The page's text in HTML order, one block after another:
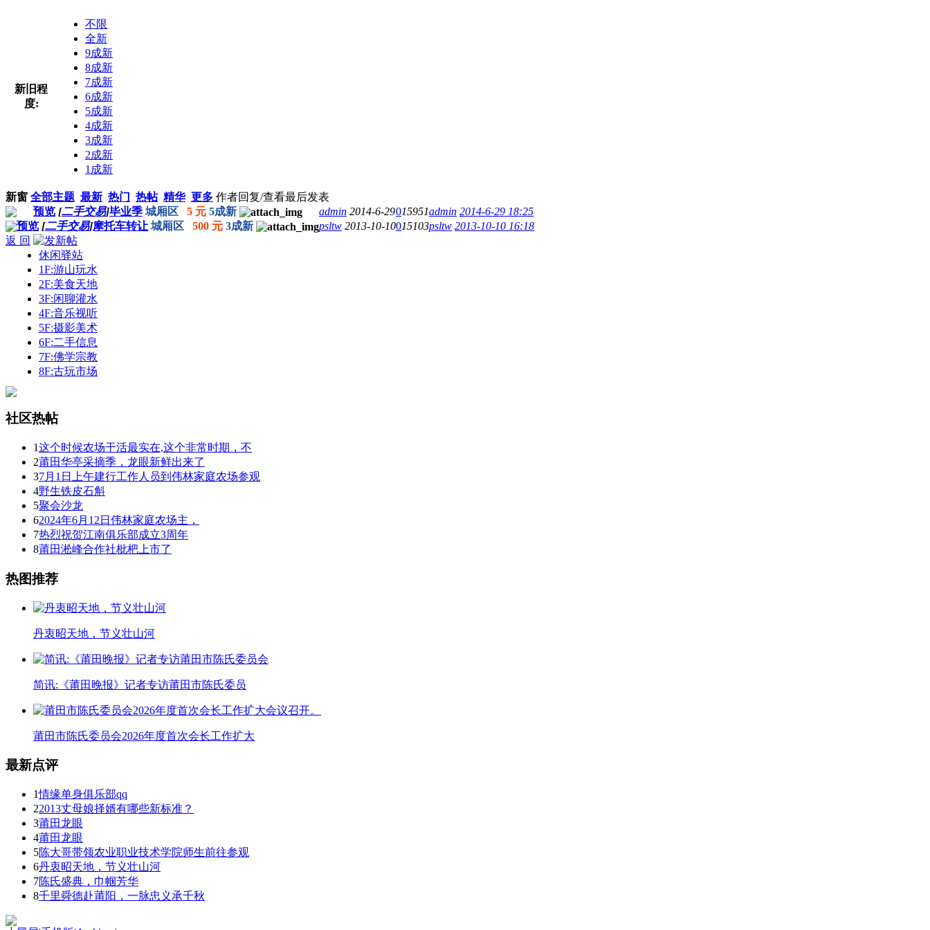
新旧程
度:
不限
全新
9成新
8成新
7成新
6成新
5成新
4成新
3成新
2成新
1成新
新窗 全部主题 最新 热门 热帖 精华 更多 作者回复/查看最后发表
预览 [二手交易]毕业季 城厢区 5 元 5成新 admin 2014-6-29015951admin 2014-6-29 18:25
预览 [二手交易]摩托车转让 城厢区 500 元 3成新 psltw 2013-10-10015103psltw 2013-10-10 16:18
返 回
休闲驿站
1F:游山玩水
2F:美食天地
3F:闲聊灌水
4F:音乐视听
5F:摄影美术
6F:二手信息
7F:佛学宗教
8F:古玩市场
社区热帖
1这个时候农场干活最实在,这个非常时期，不
2莆田华亭采摘季，龙眼新鲜出来了
37月1日上午建行工作人员到伟林家庭农场参观
4野生铁皮石斛
5聚会沙龙
62024年6月12日伟林家庭农场主，
7热烈祝贺江南俱乐部成立3周年
8莆田淞峰合作社枇杷上市了
热图推荐
丹衷昭天地，节义壮山河
简讯:《莆田晚报》记者专访莆田市陈氏委员
莆田市陈氏委员会2026年度首次会长工作扩大
最新点评
1情缘单身俱乐部qq
22013丈母娘择婿有哪些新标准？
3莆田龙眼
4莆田龙眼
5陈大哥带领农业职业技术学院师生前往参观
6丹衷昭天地，节义壮山河
7陈氏盛典，巾帼芳华
8千里舜德赴莆阳，一脉忠义承千秋